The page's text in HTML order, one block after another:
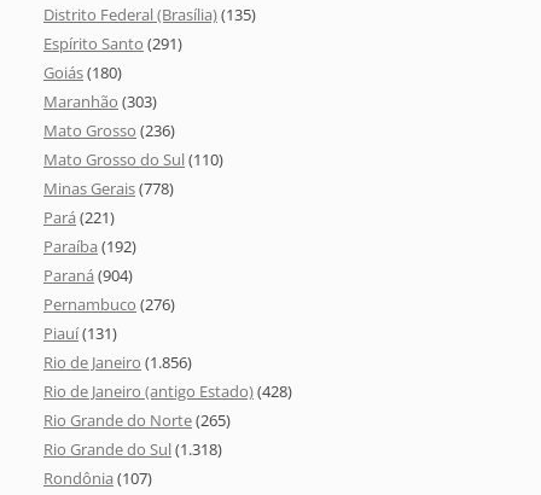
Distrito Federal (Brasília)(135)
Espírito Santo (291)
Goiás(180)
Maranhão (303)
Mato Grosso (236)
Mato Grosso do Sul(110)
Minas Gerais(778)
Pará (221)
Paraíba (192)
Paraná (904)
Pernambuco (276)
Piauí(131)
Rio de Janeiro (1.856)
Rio de Janeiro (antigo Estado)(428)
Rio Grande do Norte(265)
Rio Grande do Sul(1.318)
Rondônia (107)